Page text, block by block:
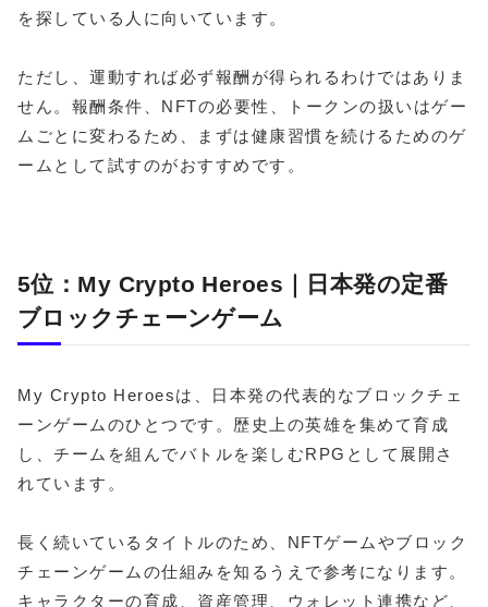
を探している人に向いています。
ただし、運動すれば必ず報酬が得られるわけではありま
せん。報酬条件、NFTの必要性、トークンの扱いはゲー
ムごとに変わるため、まずは健康習慣を続けるためのゲ
ームとして試すのがおすすめです。
5位：My Crypto Heroes｜日本発の定番
ブロックチェーンゲーム
My Crypto Heroesは、日本発の代表的なブロックチェ
ーンゲームのひとつです。歴史上の英雄を集めて育成
し、チームを組んでバトルを楽しむRPGとして展開さ
れています。
長く続いているタイトルのため、NFTゲームやブロック
チェーンゲームの仕組みを知るうえで参考になります。
キャラクターの育成、資産管理、ウォレット連携など、